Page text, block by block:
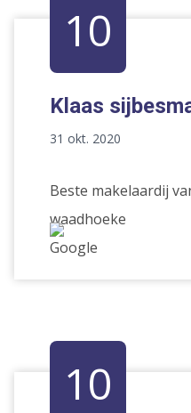
10
Klaas
31 okt. 2020
Beste makelaardij
waadhoeke
10